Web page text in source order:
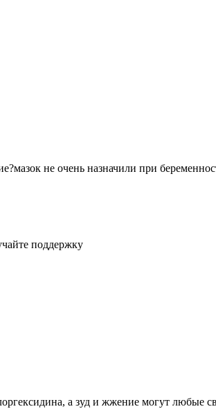
не очень назначили при
поддержку
а зуд и жжение могут любые